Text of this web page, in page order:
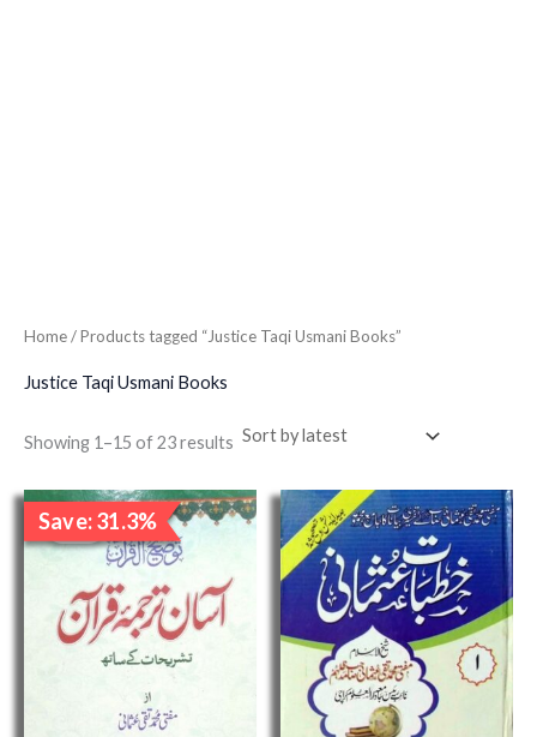
Home/ Products tagged “Justice Taqi Usmani Books”
Justice Taqi Usmani Books
Showing 1–15 of 23 results
Save: 31.3%
Sale!
Original
price
was:
₹1,600.00.
Current
price
₹1,100.00.